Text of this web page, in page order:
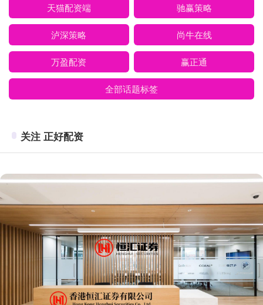
天猫配资端 驰赢策略
泸深策略 尚牛在线
万盈配资 赢正通
全部话题标签
关注 正好配资